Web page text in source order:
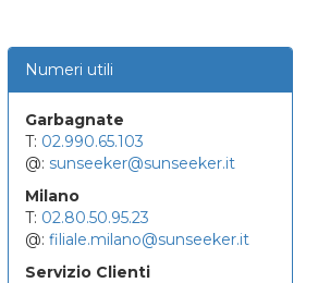
Numeri utili
Garbagnate
T: 02.990.65.103
@: sunseeker@sunseeker.it
Milano
T: 02.80.50.95.23
@: filiale.milano@sunseeker.it
Servizio Clienti